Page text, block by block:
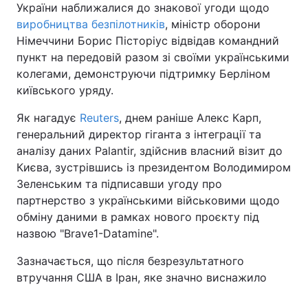
України наближалися до знакової угоди щодо
виробництва безпілотників, міністр оборони
Німеччини Борис Пісторіус відвідав командний
пункт на передовій разом зі своїми українськими
колегами, демонструючи підтримку Берліном
київського уряду.
Як нагадує Reuters, днем раніше Алекс Карп,
генеральний директор гіганта з інтеграції та
аналізу даних Palantir, здійснив власний візит до
Києва, зустрівшись із президентом Володимиром
Зеленським та підписавши угоду про
партнерство з українськими військовими щодо
обміну даними в рамках нового проєкту під
назвою "Brave1-Datamine".
Зазначається, що після безрезультатного
втручання США в Іран, яке значно виснажило